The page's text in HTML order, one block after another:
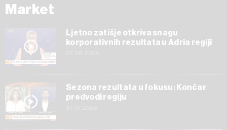
Market
Ljetno zatišje otkriva snagu
korporativnih rezultata u Adria regiji
Sezona rezultata u fokusu: Končar
predvodi regiju